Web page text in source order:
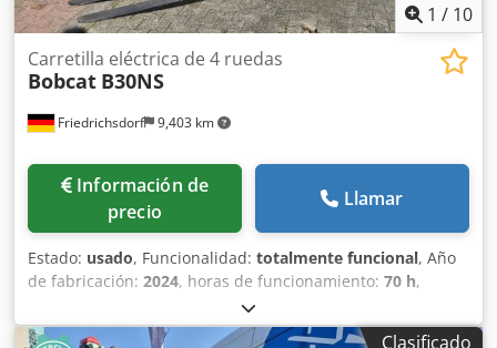
1 / 10
Friedrichsdorf 9,403 km
Carretilla eléctrica de 4 ruedas
Bobcat B30NS
Información de
precio
Llamar
Estado: usado, Funcionalidad: totalmente funcional, Año
de fabricación: 2024, horas de funcionamiento: 70 h,
3,000 kg, altura de elevación:
mm, ascensor libre:1,475 mm, tipo de combustible:
Clasificado